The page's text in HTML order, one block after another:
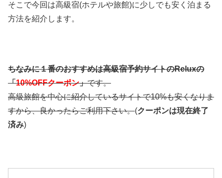
そこで今回は高級宿(ホテルや旅館)に少しでも安く泊まる
方法を紹介します。
ちなみに１番のおすすめは高級宿予約サイトのReluxの
「10%OFFクーポン」です。
高級旅館を中心に紹介しているサイトで10%も安くなりま
すから、良かったらご利用下さい。(クーポンは現在終了
済み)